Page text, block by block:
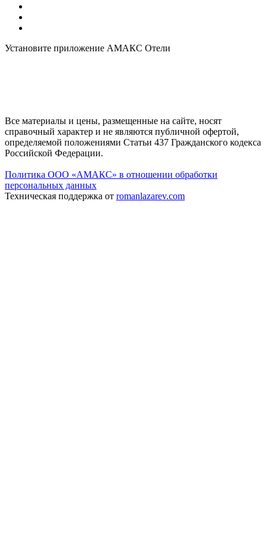
Установите приложение АМАКС Отели
Все материалы и цены, размещенные на сайте, носят
справочный характер и не являются публичной офертой,
определяемой положениями Статьи 437 Гражданского кодекса
Российской Федерации.
Политика ООО «АМАКС» в отношении обработки
персональных данных
Техническая поддержка от romanlazarev.com